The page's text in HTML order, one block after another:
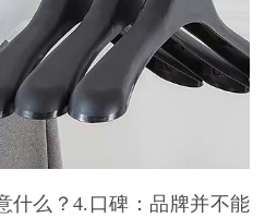
什么？4. 口碑： 品牌并不能